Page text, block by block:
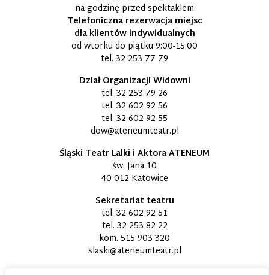
na godzinę przed spektaklem
Telefoniczna rezerwacja miejsc
dla klientów indywidualnych
od wtorku do piątku 9:00-15:00
tel. 32 253 77 79
Dział Organizacji Widowni
tel. 32 253 79 26
tel. 32 602 92 56
tel. 32 602 92 55
dow@ateneumteatr.pl
Śląski Teatr Lalki i Aktora ATENEUM
św. Jana 10
40-012 Katowice
Sekretariat teatru
tel. 32 602 92 51
tel. 32 253 82 22
kom. 515 903 320
slaski@ateneumteatr.pl